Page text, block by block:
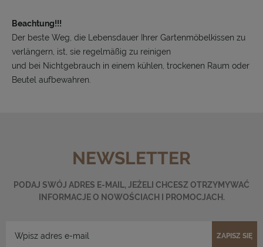
Beachtung!!!
Der beste Weg, die Lebensdauer Ihrer Gartenmöbelkissen zu
verlängern, ist, sie regelmäßig zu reinigen
und bei Nichtgebrauch in einem kühlen, trockenen Raum oder
Beutel aufbewahren.
NEWSLETTER
PODAJ SWÓJ ADRES E-MAIL, JEŻELI CHCESZ OTRZYMYWAĆ
INFORMACJE O NOWOŚCIACH I PROMOCJACH.
ZAPISZ SIĘ